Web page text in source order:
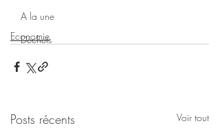
A la une
Déchets
Economie
Posts récents Voir tout